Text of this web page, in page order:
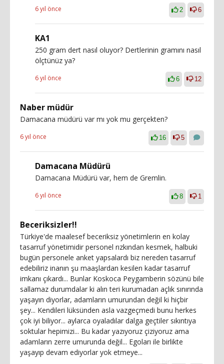
6 yıl önce 2 6
KA1
250 gram dert nasıl oluyor? Dertlerinin gramını nasıl
ölçtünüz ya?
6 yıl önce 6 12
Naber müdür
Damacana müdürü var mı yok mu gerçekten?
6 yıl önce 16 5
Damacana Müdürü
Damacana Müdürü var, hem de Gremlin.
6 yıl önce 8 1
Beceriksizler!!
Türkiye'de maalesef beceriksiz yönetimlerin en kolay
tasarruf yönetimidir personel rızkından kesmek, halbuki
bugün personele anket yapsalardı biz nereden tasarruf
edebiliriz inanın şu maaşlardan kesilen kadar tasarruf
imkanı çıkardı... Bunlar Koskoca Peygamberin sözünü bile
sallamaz durumdalar ki alın teri kurumadan açlık sınırında
yaşayın diyorlar, adamların umurundan değil ki hiçbir
şey... Kendileri lüksünden asla vazgeçmedi bunu herkes
çok iyi biliyor... aylarca oyaladılar dalga geçtiler sıkıntıya
soktular hepimizi... Bu kadar yazıyoruz çiziyoruz ama
adamların zerre umurunda değil... Egoları ile birlikte
yaşayıp devam ediyorlar yok etmeye...